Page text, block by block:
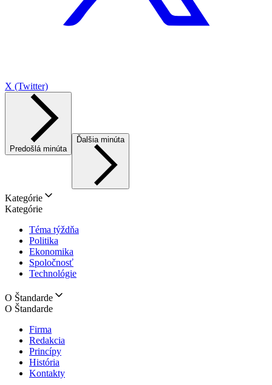
X (Twitter)
Predošlá minúta
Ďalšia minúta
Kategórie
Kategórie
Téma týždňa
Politika
Ekonomika
Spoločnosť
Technológie
O Štandarde
O Štandarde
Firma
Redakcia
Princípy
História
Kontakty